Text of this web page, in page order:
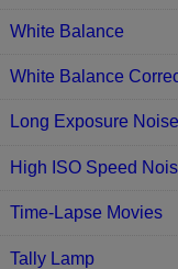
White Balance
White Balance
Long Exposure
High ISO Speed
Time-Lapse Movies
Tally Lamp